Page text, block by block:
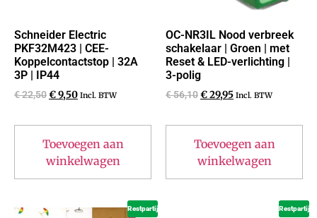
Schneider Electric
PKF32M423 | CEE-
Koppelcontactstop | 32A
3P | IP44
€22,50€9,50 Incl. BTW
Toevoegen aan
winkelwagen
OC-NR3IL Nood verbreek
schakelaar | Groen | met
Reset & LED-verlichting |
3-polig
€56,10€29,95 Incl. BTW
Toevoegen aan
winkelwagen
Restpartij Restpartij